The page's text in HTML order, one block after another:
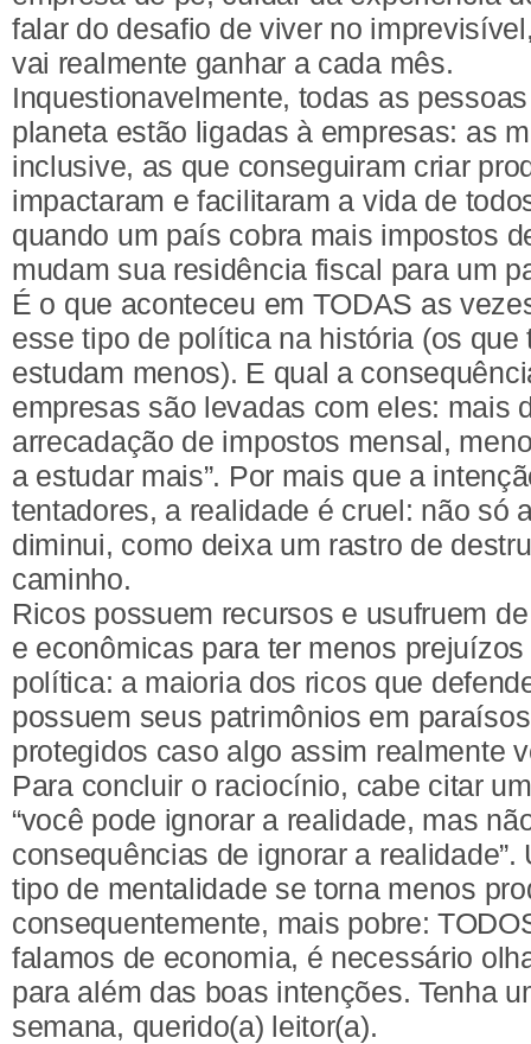
falar do desafio de viver no
vai realmente ganhar a cada mês.
Inquestionavelmente, todas as
planeta estão ligadas à empresas: as
inclusive, as que conseguiram criar
impactaram e facilitaram a vida de
quando um país cobra mais impostos
mudam sua residência fiscal para um
É o que aconteceu em TODAS as
esse tipo de política na história (os
estudam menos). E qual a
empresas são levadas com eles: mais
arrecadação de impostos mensal,
a estudar mais”. Por mais que a
tentadores, a realidade é cruel: não só
diminui, como deixa um rastro de
caminho.
Ricos possuem recursos e usufruem
e econômicas para ter menos
política: a maioria dos ricos que
possuem seus patrimônios em
protegidos caso algo assim realmente
Para concluir o raciocínio, cabe citar
“você pode ignorar a realidade, mas
consequências de ignorar a
tipo de mentalidade se torna menos
consequentemente, mais pobre:
falamos de economia, é necessário
para além das boas intenções. Tenha
semana, querido(a) leitor(a).